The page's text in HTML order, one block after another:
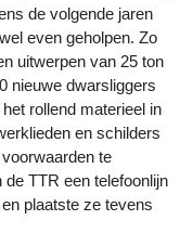
de volgende jaren
even geholpen. Zo
uitwerpen van 25 ton
nieuwe dwarsliggers
rollend materieel in
en schilders
te
TTR een telefoonlijn
plaatste ze tevens